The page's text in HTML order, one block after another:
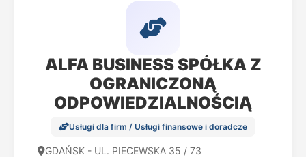
ALFA BUSINESS SPÓŁKA Z
OGRANICZONĄ
ODPOWIEDZIALNOŚCIĄ
Usługi dla firm / Usługi finansowe i doradcze
GDAŃSK - UL. PIECEWSKA 35 / 73